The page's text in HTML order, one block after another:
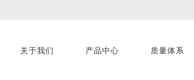
关于我们 产品中心 质量体系